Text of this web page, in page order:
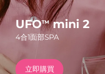
UFOTMmini 2
4合1面部SPA
立即購買
特別優惠
法國
德國
加拿大